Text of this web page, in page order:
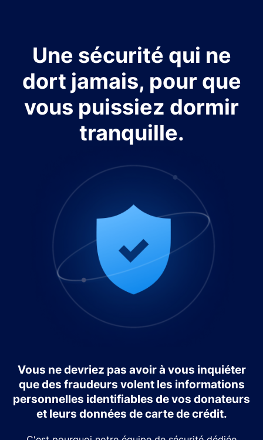
Une sécurité qui ne
dort jamais, pour que
vous puissiez dormir
tranquille.
Vous ne devriez pas avoir à vous inquiéter
que des fraudeurs volent les informations
personnelles identifiables de vos donateurs
et leurs données de carte de crédit.